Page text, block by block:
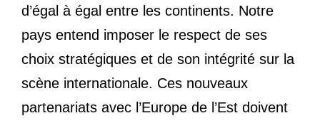
d’égal à égal entre les continents. Notre
pays entend imposer le respect de ses
choix stratégiques et de son intégrité sur la
scène internationale. Ces nouveaux
partenariats avec l’Europe de l’Est doivent